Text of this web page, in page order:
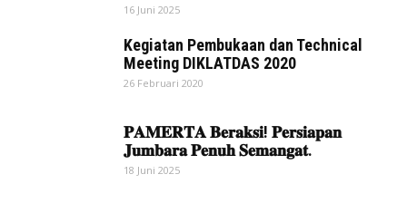
16 Juni 2025
Kegiatan Pembukaan dan Technical
Meeting DIKLATDAS 2020
26 Februari 2020
𝐏𝐀𝐌𝐄𝐑𝐓𝐀 𝐁𝐞𝐫𝐚𝐤𝐬𝐢! 𝐏𝐞𝐫𝐬𝐢𝐚𝐩𝐚𝐧
𝐉𝐮𝐦𝐛𝐚𝐫𝐚 𝐏𝐞𝐧𝐮𝐡 𝐒𝐞𝐦𝐚𝐧𝐠𝐚𝐭.
18 Juni 2025